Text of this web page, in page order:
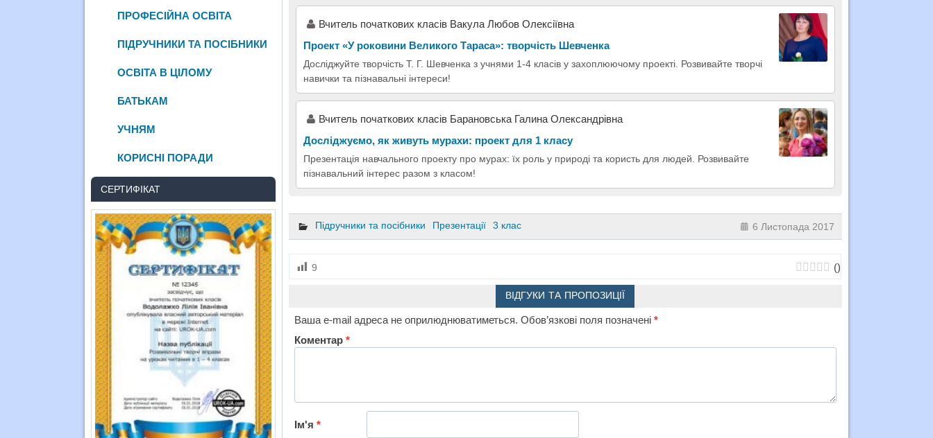
Вчитель початкових класів Вакула Любов Олексіївна
Проект «У роковини Великого Тараса»: творчість Шевченка
Досліджуйте творчість Т. Г. Шевченка з учнями 1-4 класів у захоплюючому проекті. Розвивайте творчі
навички та пізнавальні інтереси!
Вчитель початкових класів Барановська Галина Олександрівна
Досліджуємо, як живуть мурахи: проект для 1 класу
Презентація навчального проекту про мурах: їх роль у природі та користь для людей. Розвивайте
пізнавальний інтерес разом з класом!
Підручники та посібники Презентації 3 клас 6 Листопада 2017
9 ()
ВІДГУКИ ТА ПРОПОЗИЦІЇ
Ваша e-mail адреса не оприлюднюватиметься. Обов’язкові поля позначені *
Коментар *
Ім'я *
ПРОФЕСІЙНА ОСВІТА
ПІДРУЧНИКИ ТА ПОСІБНИКИ
ОСВІТА В ЦІЛОМУ
БАТЬКАМ
УЧНЯМ
КОРИСНІ ПОРАДИ
СЕРТИФІКАТ